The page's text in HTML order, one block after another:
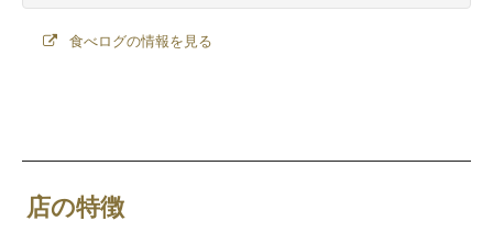
食べログの情報を見る
店の特徴